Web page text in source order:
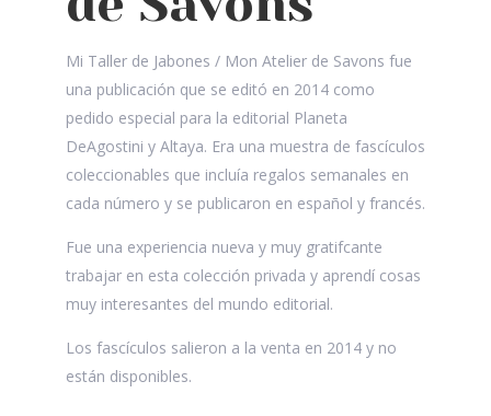
Mi Taller de Jabones / Mon Atelier de Savons fue
una publicación que se editó en 2014 como
pedido especial para la editorial Planeta
DeAgostini y Altaya. Era una muestra de fascículos
coleccionables que incluía regalos semanales en
cada número y se publicaron en español y francés.
Fue una experiencia nueva y muy gratifcante
trabajar en esta colección privada y aprendí cosas
muy interesantes del mundo editorial.
Los fascículos salieron a la venta en 2014 y no
están disponibles.